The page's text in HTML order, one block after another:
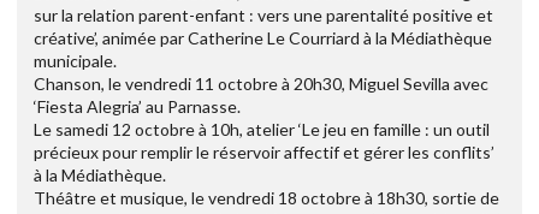
sur la relation parent-enfant : vers une parentalité positive et
créative’, animée par Catherine Le Courriard à la Médiathèque
municipale.
Chanson, le vendredi 11 octobre à 20h30, Miguel Sevilla avec
‘Fiesta Alegria’ au Parnasse.
Le samedi 12 octobre à 10h, atelier ‘Le jeu en famille : un outil
précieux pour remplir le réservoir affectif et gérer les conflits’
à la Médiathèque.
Théâtre et musique, le vendredi 18 octobre à 18h30, sortie de